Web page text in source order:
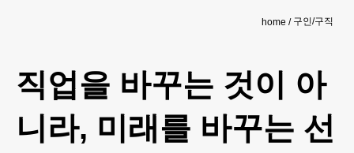
home 구인/구직
직업을 바꾸는 것이 아
니라, 미래를 바꾸는 선